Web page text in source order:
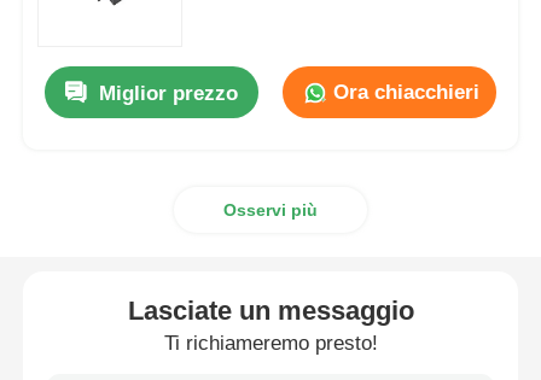
Sistema di frenatura del motociclo
Altri accessori per motociclette
Miglior prezzo Ora chiacchieri
Osservi più
Lasciate un messaggio
Ti richiameremo presto!